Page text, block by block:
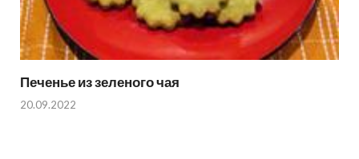
Печенье из зеленого чая
20.09.2022